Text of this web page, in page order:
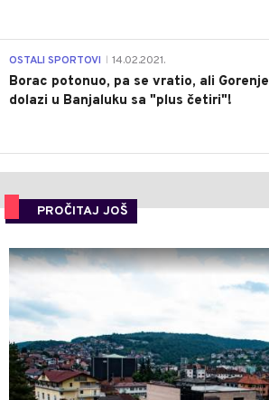
OSTALI SPORTOVI 14.02.2021.
Borac potonuo, pa se vratio, ali Gorenje
dolazi u Banjaluku sa "plus četiri"!
PROČITAJ JOŠ